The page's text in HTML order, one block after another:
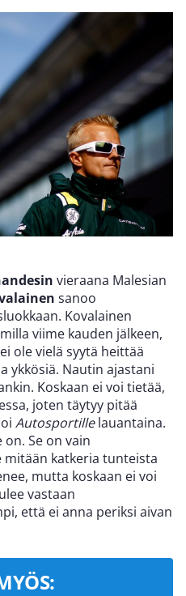
vieraana Malesian
sanoo
Kovalainen
viime kauden jälkeen,
ole vielä syytä heittää
ykkösiä. Nautin ajastani
Koskaan ei voi tietää,
joten täytyy pitää
Autosportillelauantaina.
on. Se on vain
mitään katkeria tunteista
mutta koskaan ei voi
vastaan
että ei anna periksi aivan